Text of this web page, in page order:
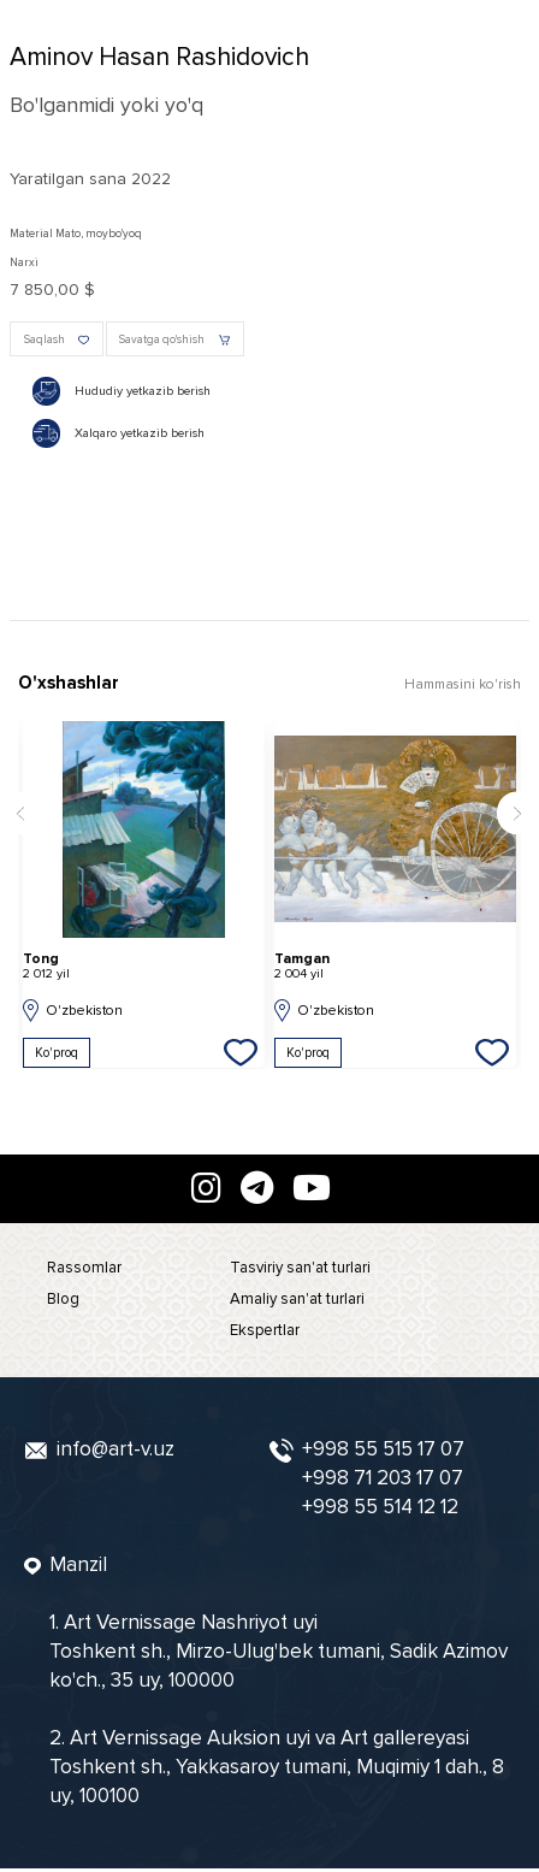
Aminov Hasan Rashidovich
Bo'lganmidi yoki yo'q
Yaratilgan sana 2022
Material Mato, moybo'yoq
Narxi
7 850,00 $
Saqlash Savatga qo'shish
Hududiy yetkazib berish
Xalqaro yetkazib berish
O'xshashlar Hammasini ko'rish
Tong
2 012 yil
O'zbekiston
Ko'proq
Tamgan
2 004 yil
O'zbekiston
Ko'proq
Rassomlar
Blog
Tasviriy san'at turlari
Amaliy san'at turlari
Ekspertlar
info@art-v.uz
+998 55 515 17 07
+998 71 203 17 07
+998 55 514 12 12
Manzil
1. Art Vernissage Nashriyot uyi
Toshkent sh., Mirzo-Ulug'bek tumani, Sadik Azimov
ko'ch., 35 uy, 100000
2. Art Vernissage Auksion uyi va Art gallereyasi
Toshkent sh., Yakkasaroy tumani, Muqimiy 1 dah., 8
uy, 100100